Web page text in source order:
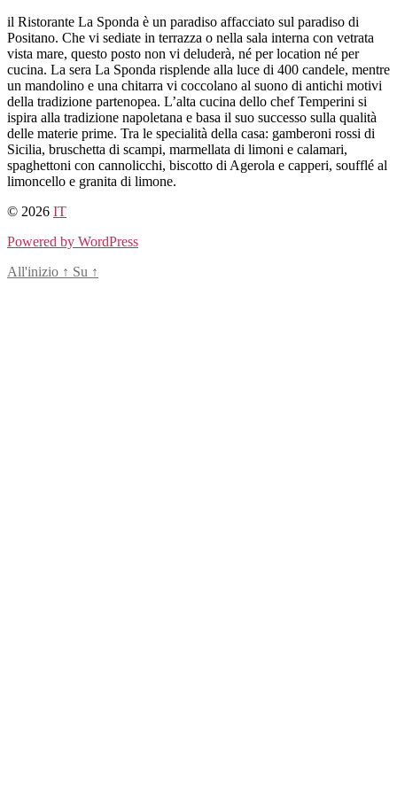
Salta
al
contenuto
il Ristorante La Sponda è un paradiso affacciato sul paradiso di
Positano. Che vi sediate in terrazza o nella sala interna con vetrata
vista mare, questo posto non vi deluderà, né per location né per
cucina. La sera La Sponda risplende alla luce di 400 candele, mentre
un mandolino e una chitarra vi coccolano al suono di antichi motivi
della tradizione partenopea. L’alta cucina dello chef Temperini si
ispira alla tradizione napoletana e basa il suo successo sulla qualità
delle materie prime. Tra le specialità della casa: gamberoni rossi di
Sicilia, bruschetta di scampi, marmellata di limoni e calamari,
spaghettoni con cannolicchi, biscotto di Agerola e capperi, soufflé al
limoncello e granita di limone.
© 2026 IT
Powered by WordPress
All'inizio ↑ Su ↑